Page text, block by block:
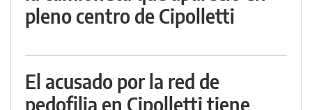
pleno centro de Cipolletti
El acusado por la red de
pedofilia en Cipolletti tiene